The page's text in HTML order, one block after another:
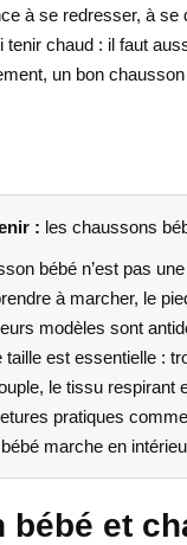
à se redresser, à se
tenir chaud : il faut
un bon
: les chaussons
bébé n’est pas
à marcher, le
modèles sont
taille est essentielle :
le tissu respirant
pratiques
marche en
bébé et